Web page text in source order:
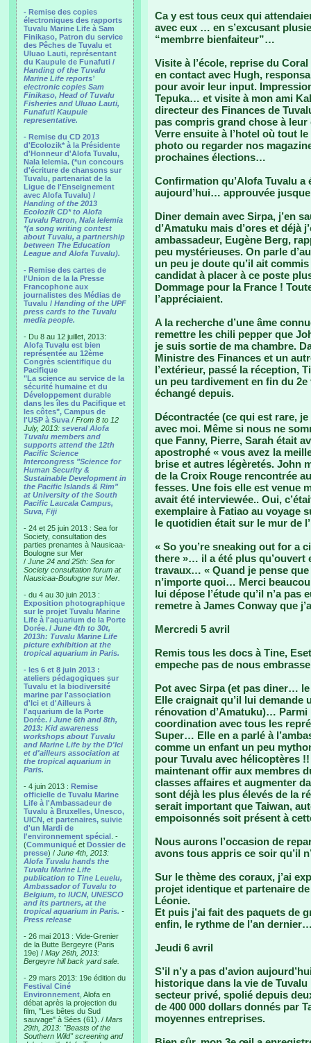
- Remise des copies
électroniques des rapports
Tuvalu Marine Life à Sam
Finikaso, Patron du service
des Pêches de Tuvalu et
Uluao Lauti, représentant
du Kaupule de Funafuti /
Handing of the Tuvalu
Marine Life reports’
electronic copies Sam
Finikaso, Head of Tuvalu
Fisheries and Uluao Lauti,
Funafuti Kaupule
representative.
- Remise du CD 2013
d'Ecolozik* à la Présidente
d'Honneur d'Alofa Tuvalu,
Nala Ielemia. (*un concours
d'écriture de chansons sur
Tuvalu, partenariat de la
Ligue de l'Enseignement
avec Alofa Tuvalu) /
Handing of the 2013
Ecolozik CD* to Alofa
Tuvalu Patron, Nala Ielemia
*(a song writing contest
about Tuvalu, a partnership
between The Education
League and Alofa Tuvalu).
- Remise des cartes de
l'Union de la la Presse
Francophone aux
journalistes des Médias de
Tuvalu / Handing of the UPF
press cards to the Tuvalu
media people.
- Du 8 au 12 juillet, 2013:
Alofa Tuvalu est bien
représentée au 12ème
Congrès scientifique du
Pacifique
"La science au service de la
sécurité humaine et du
Développement durable
dans les îles du Pacifique et
les côtes", Campus de
l'USP à Suva / From 8 to 12
July, 2013: several Alofa
Tuvalu members and
supports attend the 12th
Pacific Science
Intercongress "Science for
Human Security &
Sustainable Development in
the Pacific Islands & Rim"
at University of the South
Pacific Laucala Campus,
Suva, Fiji
- 24 et 25 juin 2013 : Sea for
Society, consultation des
parties prenantes à Nausicaa-
Boulogne sur Mer
/ June 24 and 25th: Sea for
Society consultation forum at
Nausicaa-Boulogne sur Mer.
- du 4 au 30 juin 2013 :
Exposition photographique
sur le projet Tuvalu Marine
Life à l'aquarium de la Porte
Dorée. / June 4th to 30t,
2013h: Tuvalu Marine Life
picture exhibition at the
tropical aquarium in Paris.
- les 6 et 8 juin 2013 :
ateliers pédagogiques sur
Tuvalu et la biodiversité
marine par l'association
d'Ici et d'Ailleurs à
l'aquarium de la Porte
Dorée. / June 6th and 8th,
2013: Kid awareness
workshops about Tuvalu
and Marine Life by the D'Ici
et d'ailleurs association at
the tropical aquarium in
Paris.
- 4 juin 2013 : Remise
officielle de Tuvalu Marine
Life à l'Ambassadeur de
Tuvalu à Bruxelles, Unesco,
UICN, et partenaires, suivie
d'un Mardi de
l'environnement spécial . -
(Communiqué et Dossier de
presse) / June 4th, 2013:
Alofa Tuvalu hands the
Tuvalu Marine Life
publication to Tine Leuelu,
Ambassador of Tuvalu to
Belgium, to IUCN, UNESCO
and its partners, at the
tropical aquarium in Paris. -
Press release
- 26 mai 2013 : Vide-Grenier
de la Butte Bergeyre (Paris
19e) / May 26th, 2013:
Bergeyre hill back yard sale.
- 29 mars 2013: 19e édition du
Festival Ciné
Environnement , Alofa en
débat après la projection du
film, "Les bêtes du Sud
sauvage" à Sées (61). / Mars
29th, 2013: "Beasts of the
Southern Wild" screening and
Ca y est tous ceux qui
avec eux … en s’excusant
“membrre bienfaiteur”…
Visite à l’école, reprise du
en contact avec Hugh,
pour avoir leur input.
Tepuka… et visite à mon ami
directeur des Finances de
pas compris grand chose à
Verre ensuite à l’hotel où tout
photo ou regarder nos
prochaines élections…
Confirmation qu’Alofa Tuvalu a
aujourd’hui… approuvée
Diner demain avec Sirpa, j’en
d’Amatuku mais d’ores et déjà
ambassadeur, Eugène Berg,
peu mystérieuses. On parle
un peu je doute qu’il ait
candidat à placer à ce poste
Dommage pour la France !
l’appréciaient.
A la recherche d’une âme
remettre les chili pepper que
je suis sortie de ma chambre.
Ministre des Finances et un
l’extérieur, passé la réception,
un peu tardivement en fin du
échangé depuis.
Décontractée (ce qui est rare, je
avec moi. Même si nous ne
que Fanny, Pierre, Sarah était
apostrophé « vous avez la
brise et autres légèretés. John
de la Croix Rouge rencontrée
fesses. Une fois elle est venue
avait été interviewée.. Oui,
exemplaire à Fatiao au voyage
le quotidien était sur le mur de
« So you’re sneaking out for a
there »… il a été plus
travaux… « Quand je pense
n’importe quoi… Merci
lui dépose l’étude qu’il n’a
remetre à James Conway que
Mercredi 5 avril
Remis tous les docs à Tine,
empeche pas de nous
Pot avec Sirpa (et pas diner…
Elle craignait qu’il lui demande
rénovation d’Amatuku)…
coordination avec tous les
Super… Elle en a parlé à
comme un enfant un peu
pour Tuvalu avec hélicoptères
maintenant offir aux membres
classes affaires et augmenter
sont déjà les plus élevés de la
serait important que Taiwan,
empoisonnés soit présent à
Nous aurons l’occasion de
avons tous appris ce soir qu’il
Sur le thème des coraux, j’ai
projet identique et partenaire
Léonie.
Et puis j’ai fait des paquets de
enfin, le rythme de l’an
Jeudi 6 avril
S’il n’y a pas d’avion
historique dans la vie de
secteur privé, spolié depuis
de 400 000 dollars donnés par
moyennes entreprises.